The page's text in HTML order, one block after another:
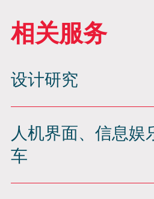
相关服务
设计研究
人机界面、信息娱
车